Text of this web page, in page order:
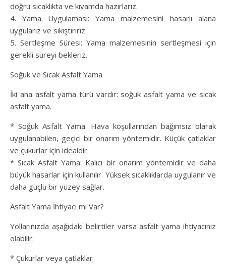
doğru sıcaklıkta ve kıvamda hazırlarız.
4. Yama Uygulaması: Yama malzemesini hasarlı alana
uygularız ve sıkıştırırız.
5. Sertleşme Süresi: Yama malzemesinin sertleşmesi için
gerekli süreyi bekleriz.
Soğuk ve Sıcak Asfalt Yama
İki ana asfalt yama türü vardır: soğuk asfalt yama ve sıcak
asfalt yama.
* Soğuk Asfalt Yama: Hava koşullarından bağımsız olarak
uygulanabilen, geçici bir onarım yöntemidir. Küçük çatlaklar
ve çukurlar için idealdir.
* Sıcak Asfalt Yama: Kalıcı bir onarım yöntemidir ve daha
büyük hasarlar için kullanılır. Yüksek sıcaklıklarda uygulanır ve
daha güçlü bir yüzey sağlar.
Asfalt Yama İhtiyacı mı Var?
Yollarınızda aşağıdaki belirtiler varsa asfalt yama ihtiyacınız
olabilir:
* Çukurlar veya çatlaklar